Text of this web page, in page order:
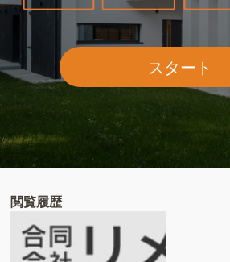
スタート
閲覧履歴